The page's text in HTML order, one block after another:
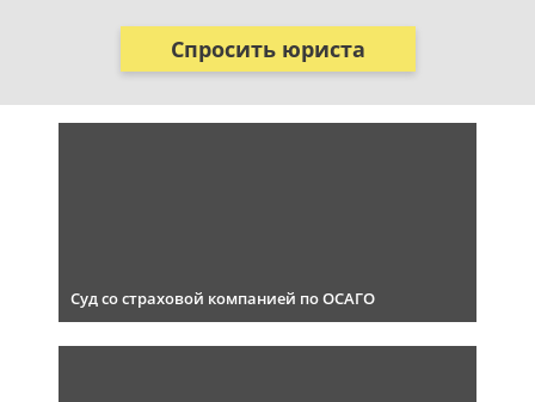
Спросить юриста
Суд со страховой компанией по ОСАГО